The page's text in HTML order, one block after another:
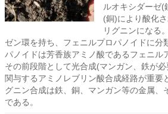
ルオキシダーゼ(
(銅)により酸化
リグニンになる
ゼン環を持ち、フェニルプロパノイドに分
パノイドは芳香族アミノ酸であるフェニル
その前段階として光合成(マンガン、鉄が
関与するアミノレブリン酸合成経路が重要
グニン合成は鉄、銅、マンガン等の金属、
である。